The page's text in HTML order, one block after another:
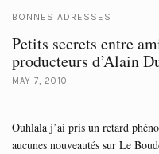
BONNES ADRESSES
Petits secrets entre
producteurs d’Alain
MAY 7, 2010
Ouhlala j’ai pris un retard
aucunes nouveautés sur Le